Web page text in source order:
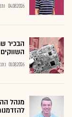
04.08.2026
הבכיר
השווקים
01.08.2026
מנהל